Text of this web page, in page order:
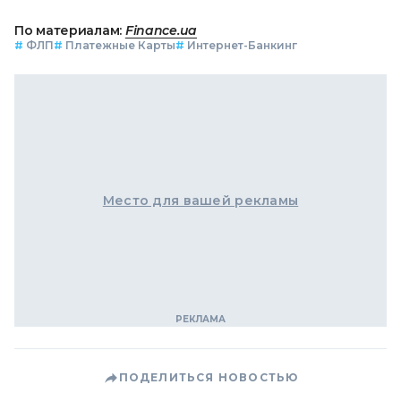
По материалам: Finance.ua
# ФЛП# Платежные Карты# Интернет-Банкинг
Место для вашей рекламы
ПОДЕЛИТЬСЯ НОВОСТЬЮ